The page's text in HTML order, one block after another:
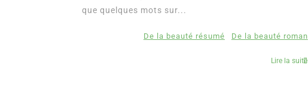
que quelques mots sur...
De la beauté résumé De la beauté roman
Lire la suite
6 Juil 2026 0 3 052 words
romance